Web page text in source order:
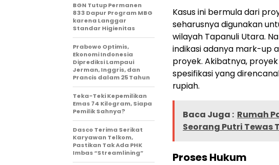
Kasus ini bermula dari
seharusnya digunakan
wilayah Tapanuli Utara.
indikasi adanya mark-up
proyek. Akibatnya,
spesifikasi yang
rupiah.
Baca Juga : Rumah
Seorang Putri Tewas
Proses Hukum
BGN Tutup Permanen
833 Dapur Program MBG
karena Langgar
Standar Higienitas
Prabowo Optimis,
Ekonomi Indonesia
Diprediksi Lampaui
Jerman, Inggris, dan
Prancis dalam 25 Tahun
Teka-Teki Kepemilikan
Emas 74 Kilogram, Siapa
Pemilik Sahnya?
Dasco Terima Serikat
Karyawan Telkom,
Pastikan Tak Ada PHK
Imbas “Streamlining”